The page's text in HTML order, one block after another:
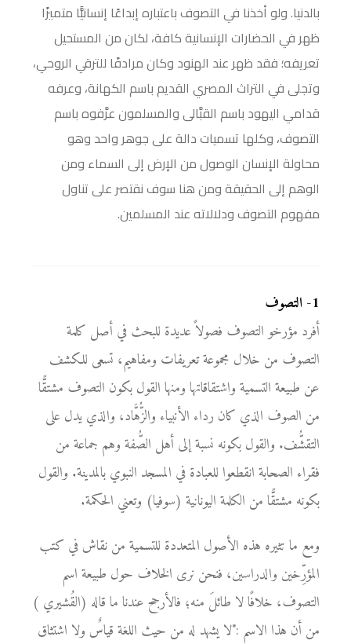
بالدنيا. ولو أخذنا في التصوف باعتباره إبداعًا إنسانيًّا متميزًا
ظهر في الحضارات الإنسانية كافة، لكان من المستحيل
تعريفه؛ فقد ظهر عند الهنود وكان مرادفًا للترقي الروحي،
وتجلى في التراث المصري القديم باسم الكهانة، وعرفه
قدامي اليهود باسم القبَّالى والمسلمون عرَّفوه باسم
التصوف، وكلها تسميات دالة على جوهر واحد وهو
محاولة الإنسان الوصول من الإرض إلى السماء ومن
الوهم إلى الحقيقة ومن هنا سوف نقتصر على تناول
مفهوم التصوف ودلالاته عند المسلمين.
1
- التصوف
أفرد مؤرخو التصوف فصولاً عديدة للبحث في أصل كلمة
التصوف من خلال مجموعة تعريفات ومفاهيم، تسعى للكشف
عن طبيعة التسمية واشتقاقاتها ومنها القول بكون التصوف مشتقًّا
من الصوف الذي كان رداء الأنبياء والزُّهَّاد، والذي يدل على
التقشُّف. والقول بكونه نسبة إلى أهل الصُّفة وهم جماعة من
فقراء الصحابة انقطعوا للعبادة في المسجد النبوي بالمدينة. والقول
بكونه مشتقًّا من الكلمة اليونانية (سوفيا) وتعني الحكمة.
ومع ما تثيره هذه الأصول المتعددة للتسمية من نقاش في كتب
المؤرِّخين والدراسين، فنحن نرى الخلاف حول طبيعة اسم
التصوف، خلافًا لا طائلَ منه؛ فالأرجح عندنا ما قاله (القُشيري )
من أن هذا الاسم :"لا يشهد له من حيث اللغة قياسٌ ولا اشتثاق